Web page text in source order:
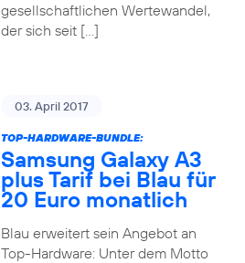
gesellschaftlichen Wertewandel,
der sich seit […]
03. April 2017
TOP-HARDWARE-BUNDLE:
Samsung Galaxy A3
plus Tarif bei Blau für
20 Euro monatlich
Blau erweitert sein Angebot an
Top-Hardware: Unter dem Motto